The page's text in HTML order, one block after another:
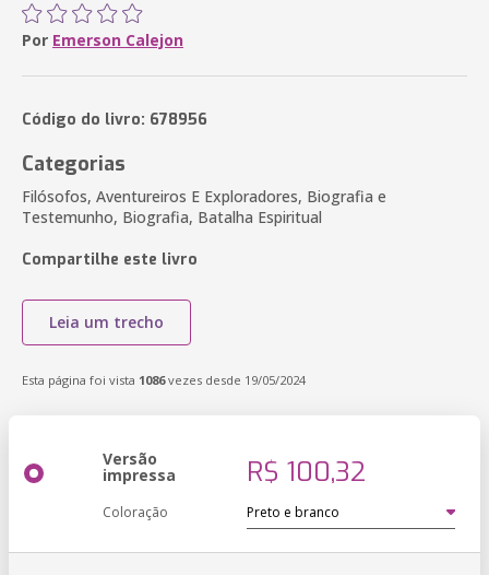
Por Emerson Calejon
Código do livro: 678956
Categorias
Filósofos, Aventureiros E Exploradores, Biografia e
Testemunho, Biografia, Batalha Espiritual
Compartilhe este livro
Leia um trecho
Esta página foi vista 1086vezes desde 19/05/2024
Versão
impressa R$ 100,32
Coloração